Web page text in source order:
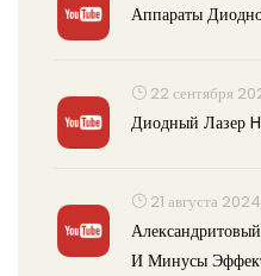
Аппараты
22 сентября
Диодный Лазер
21 августа
И Минусы